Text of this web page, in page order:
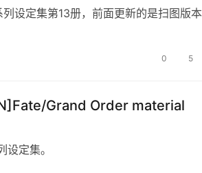
设定集第13册，前面更新的是扫图版本
0 5
Grand Order material
定集。